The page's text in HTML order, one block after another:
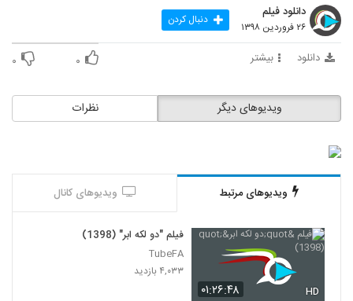
دانلود فیلم
۲۶ فروردین ۱۳۹۸ دنبال کردن
دانلود بیشتر ۰ ۰
نظرات ویدیوهای دیگر
ویدیوهای مرتبط ویدیوهای کانال
۰۱:۲۶:۴۸ HD
فیلم "دو لکه ابر" (1398)
TubeFA
۴,۰۳۳ بازدید